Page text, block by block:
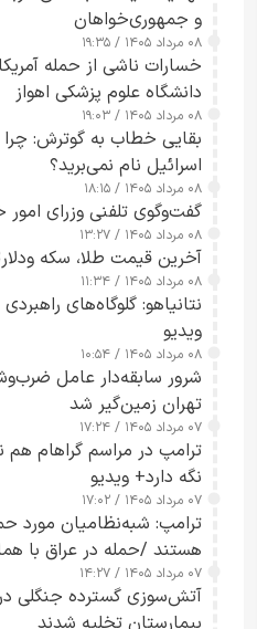
و جمهوری‌خواهان
۰۸ مرداد ۱۴۰۵ / ۱۹:۳۵
خسارات ناشی از حمله
دانشگاه علوم پزشکی اهواز
۰۸ مرداد ۱۴۰۵ / ۱۹:۰۳
بقایی خطاب به گوترش: چرا
اسرائیل نام نمی‌برید؟
۰۸ مرداد ۱۴۰۵ / ۱۸:۱۵
گفت‌وگوی تلفنی وزرای
۰۸ مرداد ۱۴۰۵ / ۱۳:۲۷
آخرین قیمت طلا، سکه ودلار8 مرداد1405
۰۸ مرداد ۱۴۰۵ / ۱۱:۳۴
نتانیاهو: گلوگاه‌های
ویدیو
۰۸ مرداد ۱۴۰۵ / ۱۰:۵۴
شرور سابقه‌دار عامل
تهران زمین‌گیر شد
۰۷ مرداد ۱۴۰۵ / ۱۷:۲۴
ترامپ در مراسم گراهام
نگه دارد+ ویدیو
۰۷ مرداد ۱۴۰۵ / ۱۷:۰۲
ترامپ: شبه‌نظامیان مورد
هستند /حمله در عراق با
۰۷ مرداد ۱۴۰۵ / ۱۴:۲۷
آتش‌سوزی گسترده جنگلی
بیمارستان تخلیه شدند